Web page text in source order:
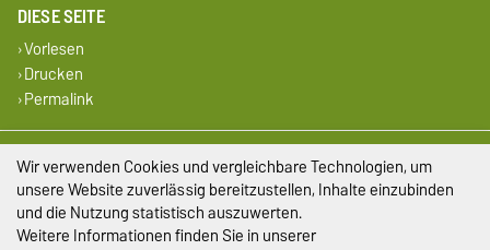
DIESE SEITE
Vorlesen
Drucken
Permalink
Impressum
Datenschutz
Barrierefreiheit
Wir verwenden Cookies und vergleichbare Technologien, um
unsere Website zuverlässig bereitzustellen, Inhalte einzubinden
und die Nutzung statistisch auszuwerten.
Weitere Informationen finden Sie in unserer